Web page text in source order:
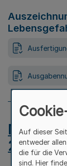
Auf dieser
entweder
die für die
sind. Hier